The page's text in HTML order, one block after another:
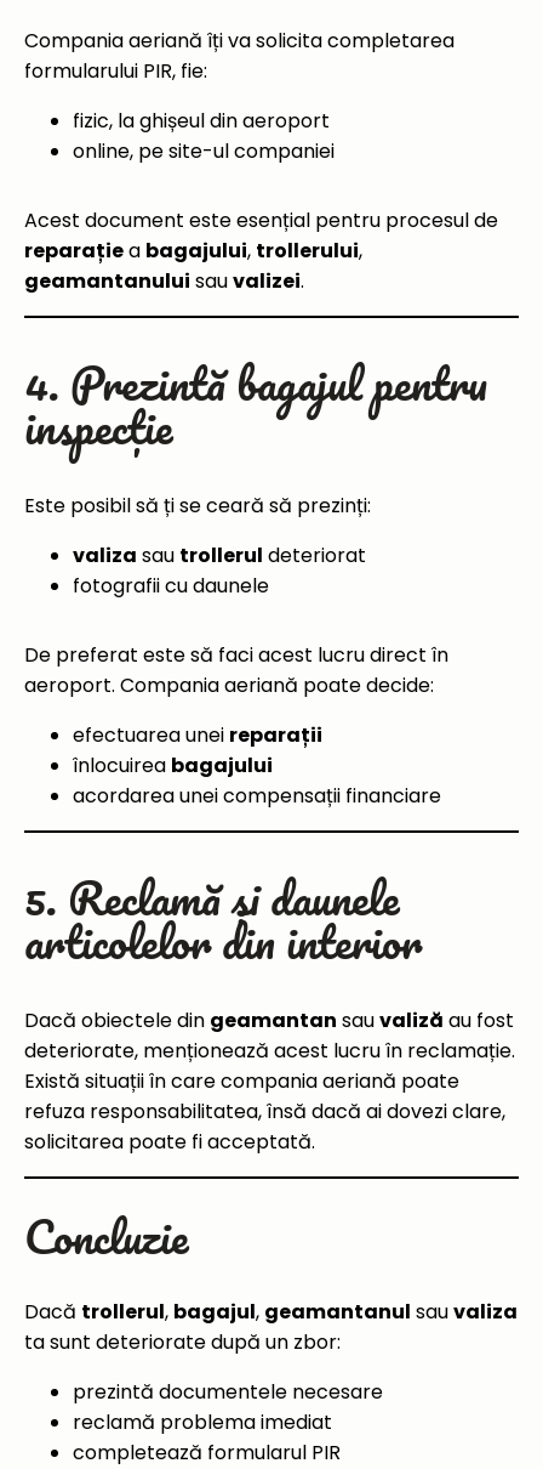
Compania aeriană îți va solicita completarea
formularului PIR, fie:
fizic, la ghișeul din aeroport
online, pe site-ul companiei
Acest document este esențial pentru procesul de
reparațiea bagajului, trollerului,
geamantanului sauvalizei.
4. Prezintă bagajul pentru
inspecție
Este posibil să ți se ceară să prezinți:
valiza sau trollerul deteriorat
fotografii cu daunele
De preferat este să faci acest lucru direct în
aeroport. Compania aeriană poate decide:
efectuarea unei reparații
înlocuirea bagajului
acordarea unei compensații financiare
5. Reclamă și daunele
articolelor din interior
Dacă obiectele din geamantan sauvaliză au fost
deteriorate, menționează acest lucru în reclamație.
Există situații în care compania aeriană poate
refuza responsabilitatea, însă dacă ai dovezi clare,
solicitarea poate fi acceptată.
Concluzie
Dacă trollerul, bagajul, geamantanul sauvaliza
ta sunt deteriorate după un zbor:
prezintă documentele necesare
reclamă problema imediat
completează formularul PIR